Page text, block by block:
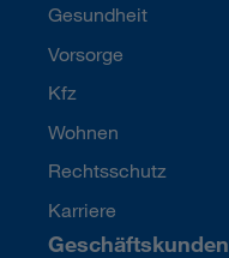
Gesundheit
Vorsorge
Kfz
Wohnen
Rechtsschutz
Karriere
Geschäftskunden